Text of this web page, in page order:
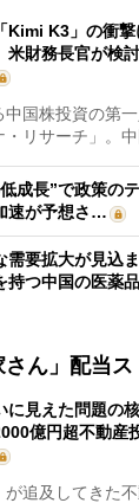
Kimi K3」の衝
財務長官が検
国株投資の第
リサーチ」。
成長”で政策の
速が予想さ…
需要拡大が見込
つ中国の医薬
さん」配当
に見えた問題の
億円超不動産
追及してきた